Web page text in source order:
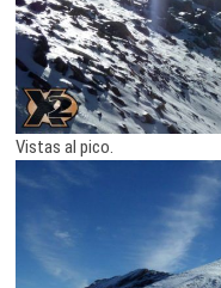
Vistas al pico.